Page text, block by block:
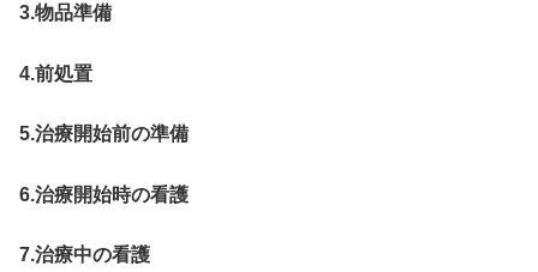
3.物品準備
4.前処置
5.治療開始前の準備
6.治療開始時の看護
7.治療中の看護